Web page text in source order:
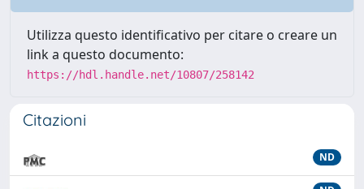
Utilizza questo identificativo per citare o creare un
link a questo documento:
https://hdl.handle.net/10807/258142
Citazioni
ND